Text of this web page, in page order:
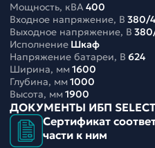
Мощность, кВА400
Входное напряжение, В 380/
Выходное напряжение, В
Исполнение Шкаф
Напряжение батареи, В 624
Ширина, мм 1600
Глубина, мм 1000
Высота, мм 1900
ДОКУМЕНТЫ ИБП
Сертификат
части к ним